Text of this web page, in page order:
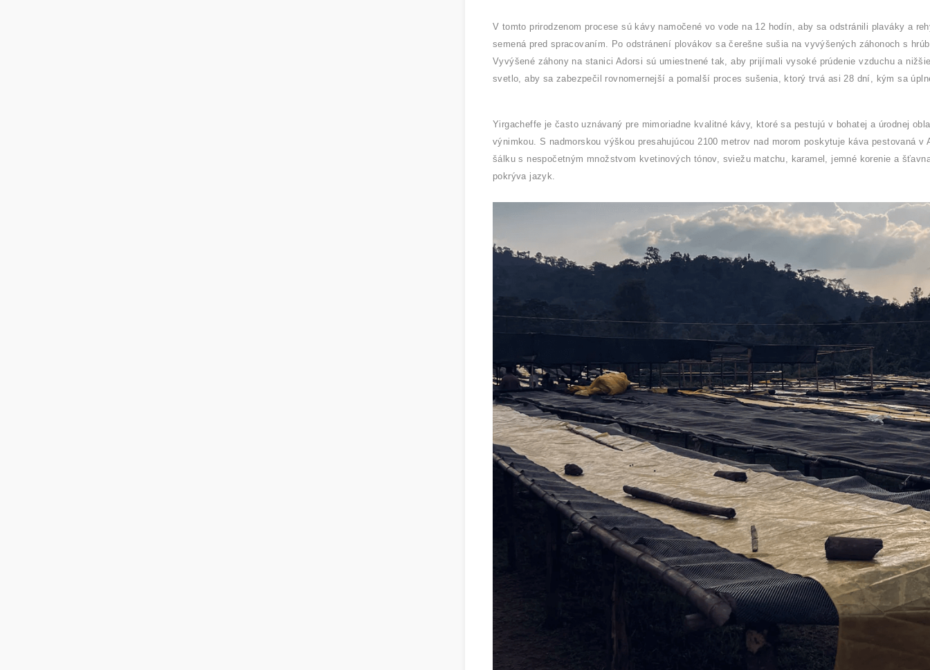
V tomto prirodzenom procese sú kávy namočené vo vode na 12 hodín, aby sa odstránili plaváky a
semená pred spracovaním. Po odstránení plovákov sa čerešne sušia na vyvýšených záhonoch s
Vyvýšené záhony na stanici Adorsi sú umiestnené tak, aby prijímali vysoké prúdenie vzduchu a
svetlo, aby sa zabezpečil rovnomernejší a pomalší proces sušenia, ktorý trvá asi 28 dní, kým sa
Yirgacheffe je často uznávaný pre mimoriadne kvalitné kávy, ktoré sa pestujú v bohatej a úrodnej
výnimkou. S nadmorskou výškou presahujúcou 2100 metrov nad morom poskytuje káva pestovaná
šálku s nespočetným množstvom kvetinových tónov, sviežu matchu, karamel, jemné korenie a
pokrýva jazyk.